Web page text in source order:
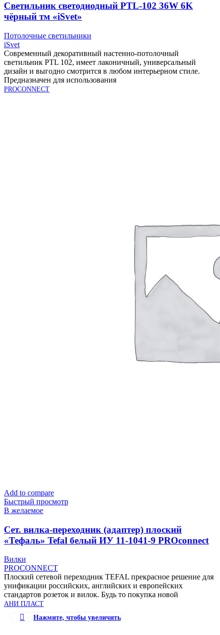
Нажмите, чтобы увеличить
Cветильник светодиодный PTL-102 36W 6K
чёрный тм «iSvet»
Потолочные светильники
iSvet
Современный декоративный настенно-потолочный
светильник PTL 102, имеет лаконичный, универсальный
дизайн и выгодно смотрится в любом интерьерном стиле.
Предназначен для использования
PROCONNECT
Add to compare
Быстрый просмотр
В желаемое
Cет. вилка-переходник (адаптер) плоский
«Тефаль» Tefal белый ИУ 11-1041-9 PROconnect
Вилки
PROCONNECT
Плоский сетевой переходник TEFAL прекрасное решение для
унификации российских, английских и европейских
стандартов розеток и вилок. Будь то покупка новой
АНИ ПЛАСТ